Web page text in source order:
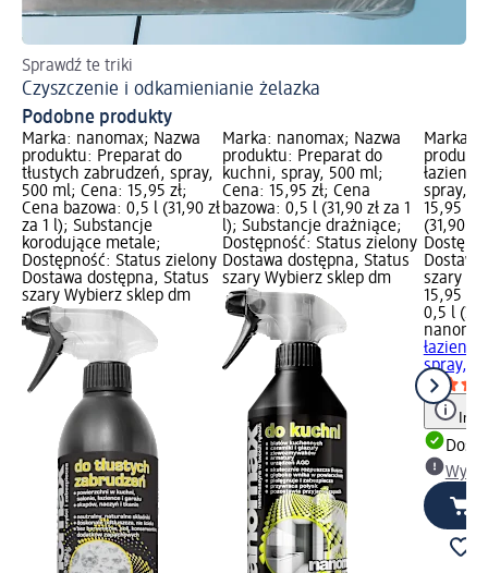
Sprawdź te triki
Czyszczenie i odkamienianie żelazka
Podobne produkty
Marka: nanomax; Nazwa
produktu: Preparat do
tłustych zabrudzeń, spray,
500 ml; Cena: 15,95 zł;
Cena bazowa: 0,5 l (31,90 zł
za 1 l); Substancje
korodujące metale;
Dostępność: Status zielony
Dostawa dostępna, Status
szary Wybierz sklep dm
Marka: nanomax; Nazwa
produktu: Preparat do
kuchni, spray, 500 ml;
Cena: 15,95 zł; Cena
bazowa: 0,5 l (31,90 zł za 1
l); Substancje drażniące;
Dostępność: Status zielony
Dostawa dostępna, Status
szary Wybierz sklep dm
Marka:
spray,
15,95
(31,90
szary
15,95 zł
0,5 l
spray,